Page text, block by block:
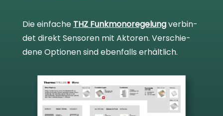
Die ein­fa­che THZ Funk­mo­no­re­ge­lungver­bin­
det direkt Sen­so­ren mit Akto­ren. Ver­schie­
dene Optio­nen sind eben­falls erhält­lich.